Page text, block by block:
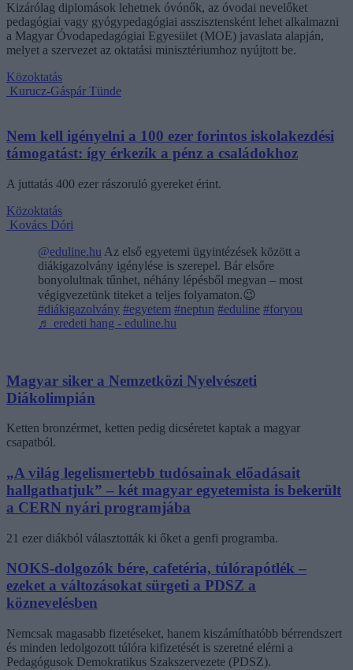
Kizárólag diplomások lehetnek óvónők, az óvodai nevelőket
pedagógiai vagy gyógypedagógiai asszisztensként lehet alkalmazni
a Magyar Óvodapedagógiai Egyesület (MOE) javaslata alapján,
melyet a szervezet az oktatási minisztériumhoz nyújtott be.
Közoktatás
Kurucz-Gáspár Tünde
Nem kell igényelni a 100 ezer forintos iskolakezdési
támogatást: így érkezik a pénz a családokhoz
A juttatás 400 ezer rászoruló gyereket érint.
Közoktatás
Kovács Dóri
@eduline.hu Az első egyetemi ügyintézések között a
diákigazolvány igénylése is szerepel. Bár elsőre
bonyolultnak tűnhet, néhány lépésből megvan – most
végigvezetünk titeket a teljes folyamaton.😉
#diákigazolvány #egyetem #neptun #eduline #foryou
♬ eredeti hang - eduline.hu
Magyar siker a Nemzetközi Nyelvészeti
Diákolimpián
Ketten bronzérmet, ketten pedig dicséretet kaptak a magyar
csapatból.
„A világ legelismertebb tudósainak előadásait
hallgathatjuk” – két magyar egyetemista is bekerült
a CERN nyári programjába
21 ezer diákból választották ki őket a genfi programba.
NOKS-dolgozók bére, cafetéria, túlórapótlék –
ezeket a változásokat sürgeti a PDSZ a
köznevelésben
Nemcsak magasabb fizetéseket, hanem kiszámíthatóbb bérrendszert
és minden ledolgozott túlóra kifizetését is szeretné elérni a
Pedagógusok Demokratikus Szakszervezete (PDSZ).